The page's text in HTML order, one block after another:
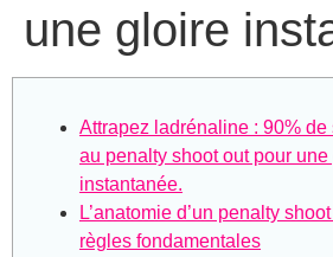
une gloire
Attrapez ladrénaline : 90% de
au penalty shoot out pour
instantanée.
L’anatomie d’un penalty
règles fondamentales